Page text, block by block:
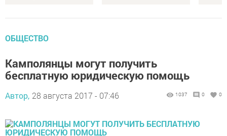
ОБЩЕСТВО
Камполянцы могут получить
бесплатную юридическую помощь
Автор, 28 августа 2017 - 07:46 1037 0 0